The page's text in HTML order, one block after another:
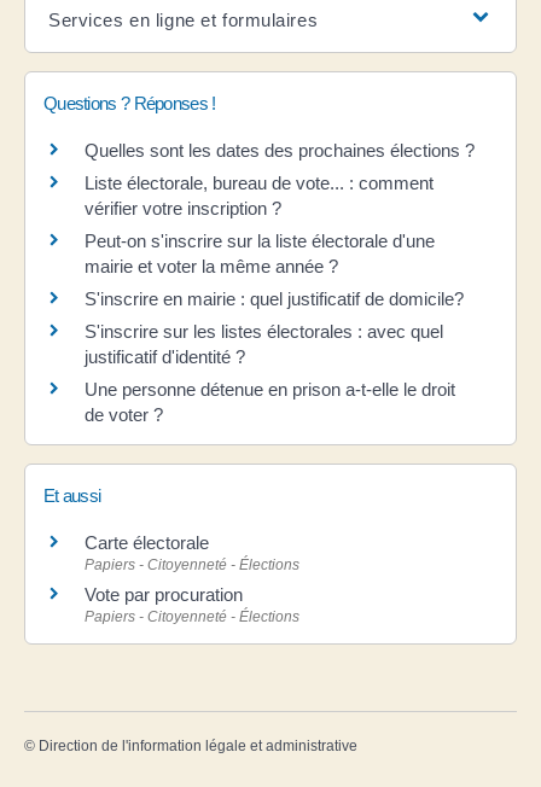
Services en ligne et formulaires
Questions ? Réponses !
Quelles sont les dates des prochaines élections ?
Liste électorale, bureau de vote... : comment
vérifier votre inscription ?
Peut-on s'inscrire sur la liste électorale d'une
mairie et voter la même année ?
S'inscrire en mairie : quel justificatif de domicile?
S'inscrire sur les listes électorales : avec quel
justificatif d'identité ?
Une personne détenue en prison a-t-elle le droit
de voter ?
Et aussi
Carte électorale
Papiers - Citoyenneté - Élections
Vote par procuration
Papiers - Citoyenneté - Élections
© Direction de l'information légale et administrative